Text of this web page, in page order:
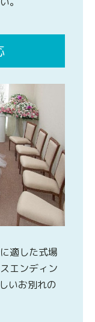
適した式場
エンディン
いお別れの